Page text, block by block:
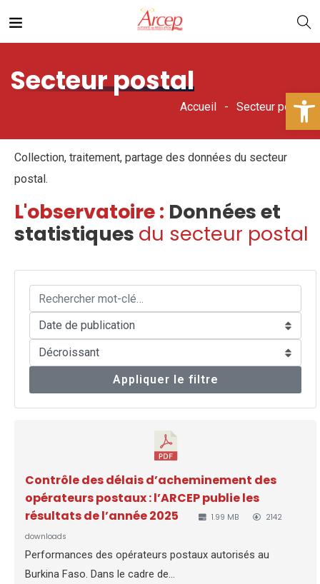
Secteur postal
Accueil Secteur postal
Collection, traitement, partage des données du secteur
postal.
L'observatoire : Données et
statistiques du secteur postal
Appliquer le filtre
Contrôle des délais d’acheminement des
opérateurs postaux : l’ARCEP publie les
résultats de l’année 2025
1.99 MB
2142
downloads
Performances des opérateurs postaux autorisés au
Burkina Faso. Dans le cadre de...